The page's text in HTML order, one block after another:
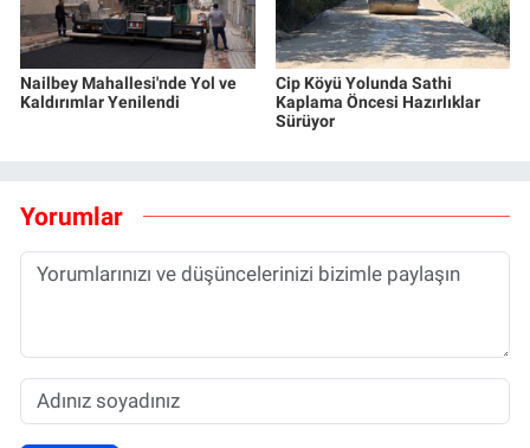
Nailbey Mahallesi'nde Yol ve
Kaldırımlar Yenilendi
Cip Köyü Yolunda Sathi
Kaplama Öncesi Hazırlıklar
Sürüyor
Yorumlar